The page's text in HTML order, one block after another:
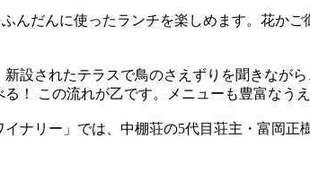
だんに使ったランチを楽しめます。花かご
設されたテラスで鳥のさえずりを聞きなが
！ この流れが乙です。メニューも豊富なう
ナリー」では、中棚荘の5代目荘主・富岡